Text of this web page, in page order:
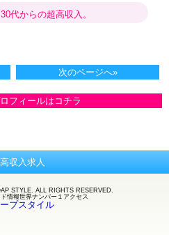
代からの超高収入。
次のページへ»
フィールはコチラ
収入求人
STYLE. ALL RIGHTS RESERVED.
情報世界ナンバー１アクセス
プスタイル